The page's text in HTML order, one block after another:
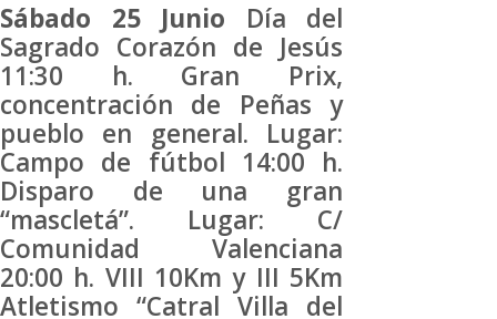
Sábado 25 Junio Día del
Sagrado Corazón de Jesús
11:30 h. Gran Prix,
concentración de Peñas y
pueblo en general. Lugar:
Campo de fútbol 14:00 h.
Disparo de una gran
“mascletá”. Lugar: C/
Comunidad Valenciana
20:00 h. VIII 10Km y III 5Km
Atletismo “Catral Villa del